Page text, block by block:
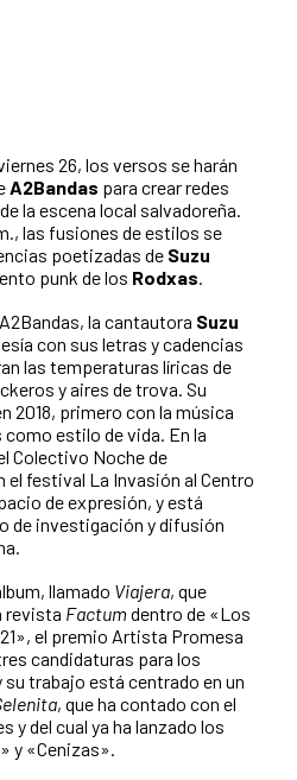
26, los versos se harán
A2Bandas para crear redes
la escena local salvadoreña.
las fusiones de estilos se
poetizadas de Suzu
punk de los Rodxas.
la cantautora Suzu
con sus letras y cadencias
las temperaturas líricas de
y aires de trova. Su
2018, primero con la música
estilo de vida. En la
Colectivo Noche de
el festival La Invasión al Centro
de expresión, y está
de investigación y difusión
llamado Viajera, que
revista Factum dentro de «Los
el premio Artista Promesa
candidaturas para los
trabajo está centrado en un
, que ha contado con el
y del cual ya ha lanzado los
y «Cenizas».